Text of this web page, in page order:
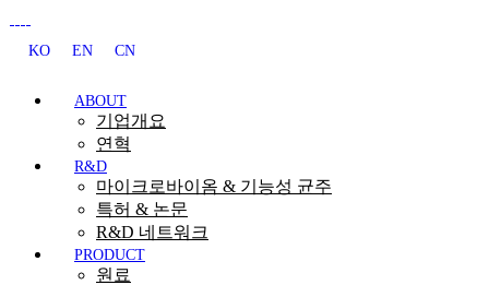
KO EN CN
ABOUT
기업개요
연혁
R&D
마이크로바이옴 & 기능성 균주
특허 & 논문
R&D 네트워크
PRODUCT
원료